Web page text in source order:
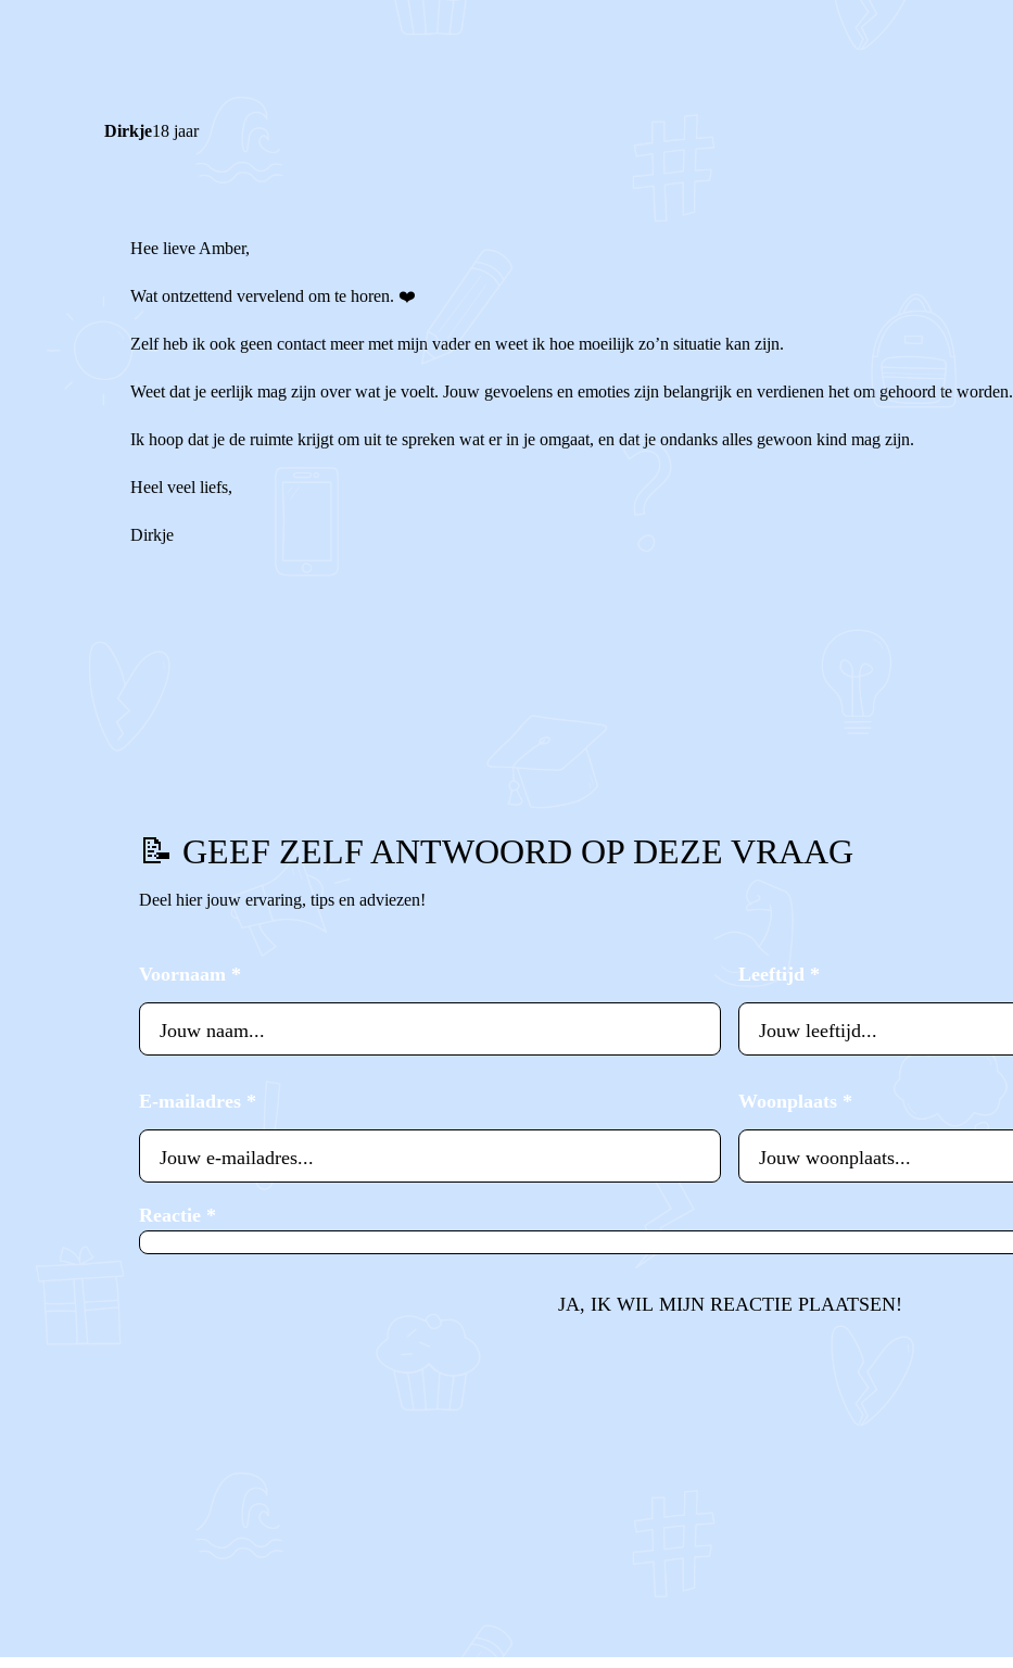
Dirkje18 jaar
Hee lieve Amber,
Wat ontzettend vervelend om te horen. ❤️
Zelf heb ik ook geen contact meer met mijn vader en weet ik hoe moeilijk zo’n situatie kan zijn.
Weet dat je eerlijk mag zijn over wat je voelt. Jouw gevoelens en emoties zijn belangrijk en verdienen het om gehoord te worden.
Ik hoop dat je de ruimte krijgt om uit te spreken wat er in je omgaat, en dat je ondanks alles gewoon kind mag zijn.
Heel veel liefs,
Dirkje
📝 GEEF ZELF ANTWOORD OP DEZE VRAAG
Deel hier jouw ervaring, tips en adviezen!
Voornaam * Leeftijd *
E-mailadres * Woonplaats *
Reactie *
JA, IK WIL MIJN REACTIE PLAATSEN!